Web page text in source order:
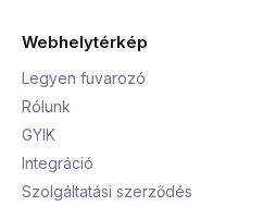
Webhelytérkép
Legyen fuvarozó
Rólunk
GYIK
Integráció
Szolgáltatási szerződés